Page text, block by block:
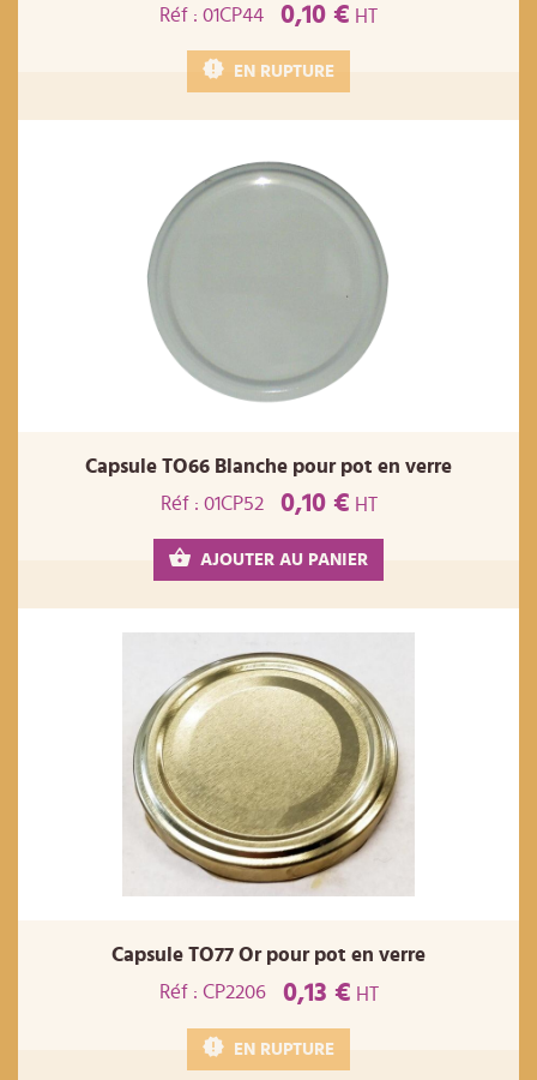
Réf : 01CP44
0,10 € HT
EN RUPTURE
Capsule TO66 Blanche pour pot en verre
Réf : 01CP52
0,10 € HT
AJOUTER AU PANIER
Capsule TO77 Or pour pot en verre
Réf : CP2206
0,13 € HT
EN RUPTURE